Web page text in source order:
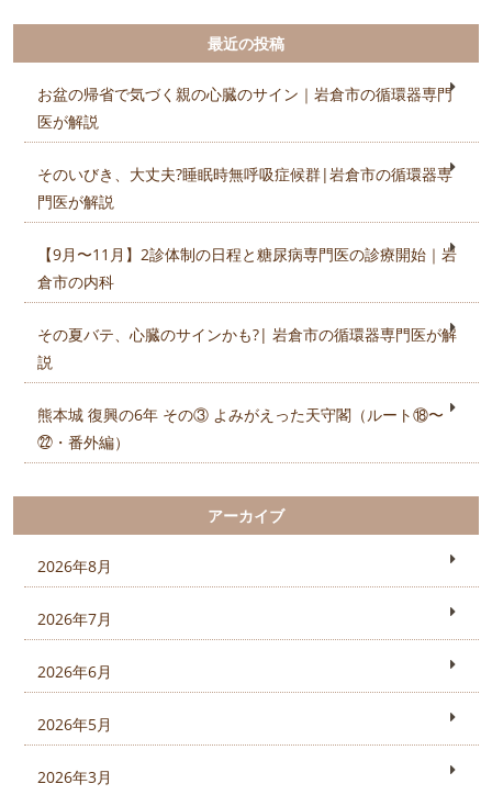
最近の投稿
お盆の帰省で気づく親の心臓のサイン｜岩倉市の循環器専門
医が解説
そのいびき、大丈夫?睡眠時無呼吸症候群|岩倉市の循環器専
門医が解説
【9月〜11月】2診体制の日程と糖尿病専門医の診療開始｜岩
倉市の内科
その夏バテ、心臓のサインかも?| 岩倉市の循環器専門医が解
説
熊本城 復興の6年 その③ よみがえった天守閣（ルート⑱〜
㉒・番外編）
アーカイブ
2026年8月
2026年7月
2026年6月
2026年5月
2026年3月